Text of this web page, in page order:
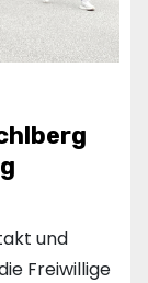
und
Freiwillige